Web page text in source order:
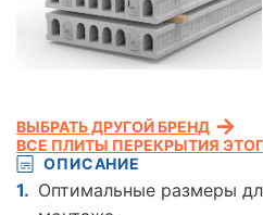
ОПИСАНИЕ
Оптимальные размеры
ВЫБРАТЬ ДРУГОЙ БРЕНД
ВСЕ ПЛИТЫ ПЕРЕКРЫТИЯ